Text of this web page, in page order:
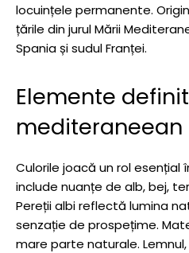
locuințele permanente.
țările din jurul Mării
Spania și sudul Franței.
Elemente
mediteraneean
Culorile joacă un rol esențial
include nuanțe de alb, bej,
Pereții albi reflectă lumina
senzație de prospețime.
mare parte naturale.